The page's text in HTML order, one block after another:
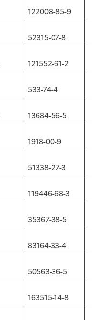
122008-85-9
52315-07-8
121552-61-2
533-74-4
13684-56-5
1918-00-9
51338-27-3
119446-68-3
35367-38-5
83164-33-4
50563-36-5
163515-14-8